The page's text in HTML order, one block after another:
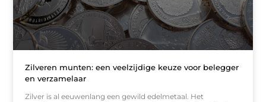
Zilveren munten: een veelzijdige keuze voor belegger
en verzamelaar
Zilver is al eeuwenlang een gewild edelmetaal. Het